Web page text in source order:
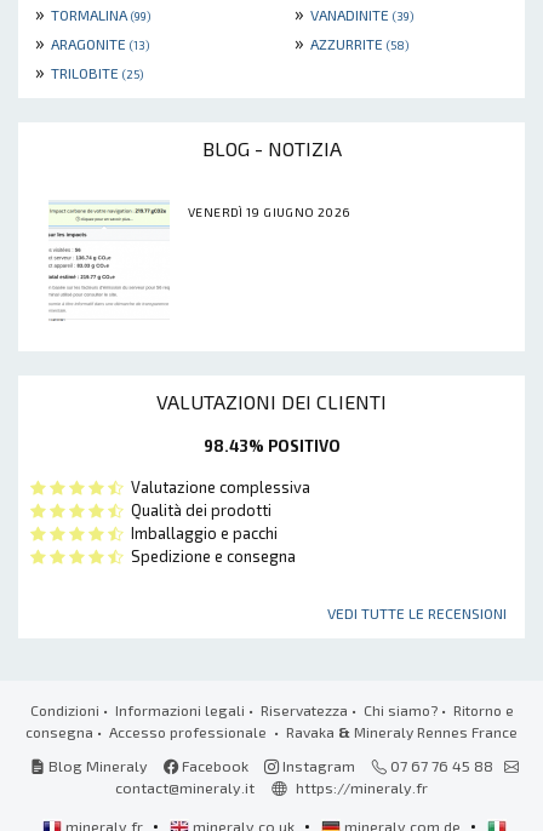
» TORMALINA (99) » VANADINITE (39)
» ARAGONITE (13) » AZZURRITE (58)
» TRILOBITE (25)
BLOG - NOTIZIA
VENERDÌ 19 GIUGNO 2026
VALUTAZIONI DEI CLIENTI
98.43% POSITIVO
Valutazione complessiva
Qualità dei prodotti
Imballaggio e pacchi
Spedizione e consegna
VEDI TUTTE LE RECENSIONI
Condizioni • Informazioni legali • Riservatezza • Chi siamo?• Ritorno e
consegna • Accesso professionale • Ravaka & Mineraly Rennes France
Blog Mineraly
Facebook Instagram
07 67 76 45 88
contact@mineraly.it
https://mineraly.fr
mineraly.fr • mineraly.co.uk • mineraly.com.de •